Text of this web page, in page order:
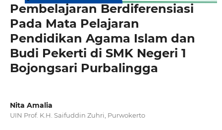
Pembelajaran Berdiferensiasi
Pada Mata Pelajaran
Pendidikan Agama Islam dan
Budi Pekerti di SMK Negeri 1
Bojongsari Purbalingga
Nita Amalia
UIN Prof. K.H. Saifuddin Zuhri, Purwokerto